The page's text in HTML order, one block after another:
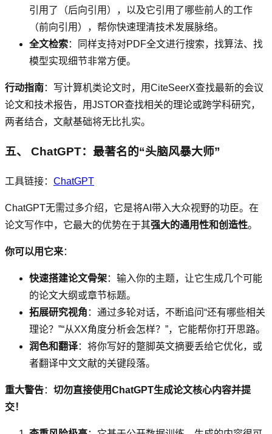
引用了（后向引用），以及它引用了哪些前人的工作
（前向引用），帮你快速理清技术发展脉络。
全文检索：同样支持对PDF全文进行搜索，找算法、找
模型实现细节非常方便。
行动指南：写计算机类论文时，用CiteSeerX查找最新的会议
论文和技术报告，用JSTOR查找相关的理论或跨学科研究，
两者结合，文献基础将无比扎实。
五、 ChatGPT：最著名的“头脑风暴大师”
工具链接： ChatGPT
ChatGPT无需过多介绍，它是将AI带入大众视野的功臣。在
论文写作中，它最大的优势在于其强大的通用性和创造性。
你可以用它来：
快速搭建论文骨架：输入你的主题，让它生成几个可能
的论文大纲或章节标题。
拓展研究视角 ：通过多轮对话，不断追问“还有哪些相关
理论？”“从XX角度分析会怎样？”，它能帮你打开思路。
润色和翻译：将你写好的蹩脚英文摘要丢给它优化，或
者翻译中文文献的关键段落。
重大警告： 切勿直接使用ChatGPT生成论文核心内容并提
交！